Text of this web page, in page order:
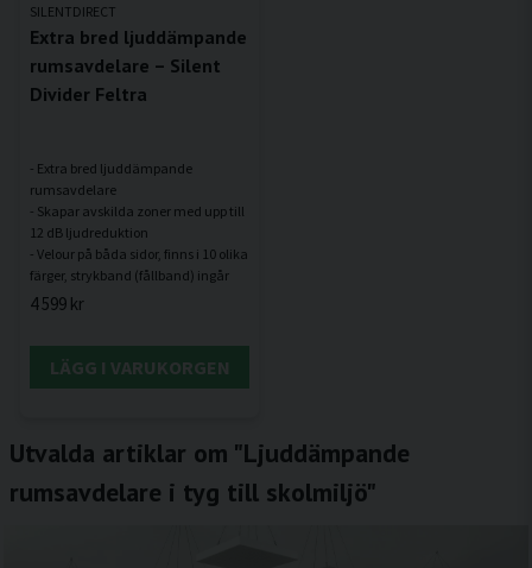
SILENTDIRECT
Extra bred ljuddämpande
rumsavdelare – Silent
Divider Feltra
- Extra bred ljuddämpande
rumsavdelare
- Skapar avskilda zoner med upp till
12 dB ljudreduktion
- Velour på båda sidor, finns i 10 olika
4 599 kr
LÄGG I VARUKORGEN
Utvalda artiklar om "Ljuddämpande
rumsavdelare i tyg till skolmiljö"